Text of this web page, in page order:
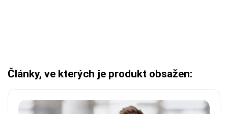
Články, ve kterých je produkt obsažen: